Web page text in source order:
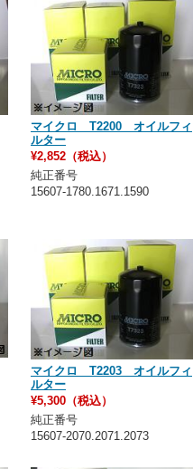
マイクロ T2200 オイルフィ
ルター
¥2,852（税込）
純正番号
15607-1780.1671.1590
マイクロ T2203 オイルフィ
ルター
¥5,300（税込）
純正番号
15607-2070.2071.2073